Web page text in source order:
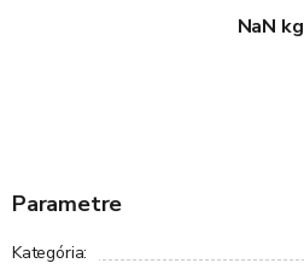
NaN kg
Parametre
Kategória: